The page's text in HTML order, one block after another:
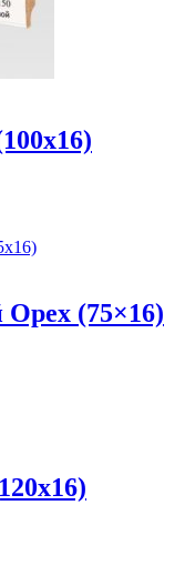
(75×16)